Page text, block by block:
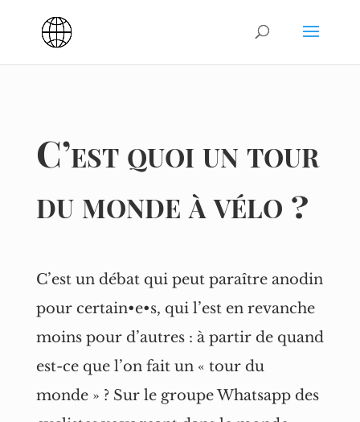
C’est quoi un tour
du monde à vélo ?
C’est un débat qui peut paraître anodin
pour certain•e•s, qui l’est en revanche
moins pour d’autres : à partir de quand
est-ce que l’on fait un « tour du
monde » ? Sur le groupe Whatsapp des